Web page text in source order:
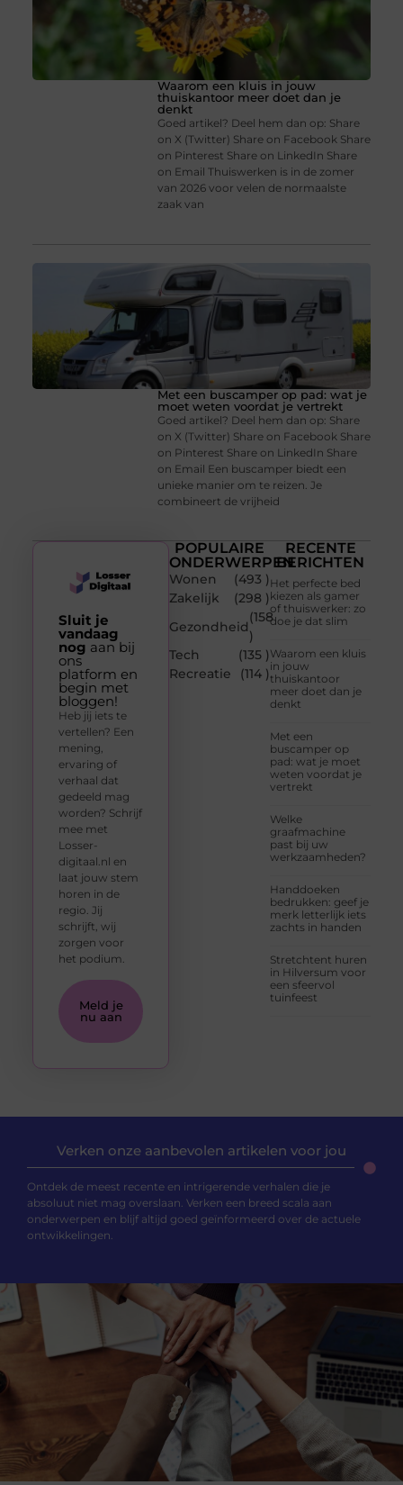
Waarom een kluis in jouw
thuiskantoor meer doet dan je
denkt
Goed artikel? Deel hem dan op: Share
on X (Twitter) Share on Facebook Share
on Pinterest Share on LinkedIn Share
on Email Thuiswerken is in de zomer
van 2026 voor velen de normaalste
zaak van
Met een buscamper op pad: wat je
moet weten voordat je vertrekt
Goed artikel? Deel hem dan op: Share
on X (Twitter) Share on Facebook Share
on Pinterest Share on LinkedIn Share
on Email Een buscamper biedt een
unieke manier om te reizen. Je
combineert de vrijheid
POPULAIRE
ONDERWERPEN
Wonen
(493 )
Zakelijk
(298 )
Gezondheid
(158
)
Tech
(135 )
Recreatie
(114 )
RECENTE
BERICHTEN
Het perfecte bed
kiezen als gamer
of thuiswerker: zo
doe je dat slim
Waarom een kluis
in jouw
thuiskantoor
meer doet dan je
denkt
Met een
buscamper op
pad: wat je moet
weten voordat je
vertrekt
Welke
graafmachine
past bij uw
werkzaamheden?
Handdoeken
bedrukken: geef je
merk letterlijk iets
zachts in handen
Stretchtent huren
in Hilversum voor
een sfeervol
tuinfeest
Sluit je
vandaag
nog aan bij
ons
platform en
begin met
bloggen!
Heb jij iets te
vertellen? Een
mening,
ervaring of
verhaal dat
gedeeld mag
worden? Schrijf
mee met
Losser-
digitaal.nl en
laat jouw stem
horen in de
regio. Jij
schrijft, wij
zorgen voor
het podium.
Meld je
nu aan
Verken onze aanbevolen artikelen voor jou
Ontdek de meest recente en intrigerende verhalen die je
absoluut niet mag overslaan. Verken een breed scala aan
onderwerpen en blijf altijd goed geïnformeerd over de actuele
ontwikkelingen.